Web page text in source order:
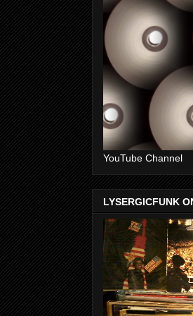
YouTube Channel
LYSERGICFUNK